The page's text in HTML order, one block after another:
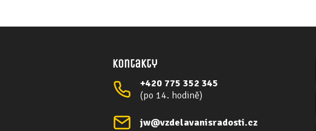
Kontakty
+420 775 352 345
(po 14. hodině)
jw@vzdelavanisradosti.cz